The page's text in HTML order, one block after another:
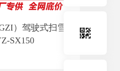
）驾驶式扫雪
SX150
